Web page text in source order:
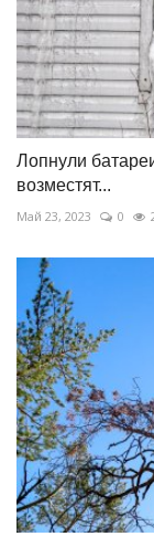
Лопнули
возместят...
Май 23, 2023 0